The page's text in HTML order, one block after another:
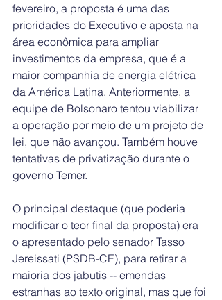
fevereiro, a proposta é uma das
prioridades do Executivo e aposta na
área econômica para ampliar
investimentos da empresa, que é a
maior companhia de energia elétrica
da América Latina. Anteriormente, a
equipe de Bolsonaro tentou viabilizar
a operação por meio de um projeto de
lei, que não avançou. Também houve
tentativas de privatização durante o
governo Temer.
O principal destaque (que poderia
modificar o teor final da proposta) era
o apresentado pelo senador Tasso
Jereissati (PSDB-CE), para retirar a
maioria dos jabutis -- emendas
estranhas ao texto original, mas que foi